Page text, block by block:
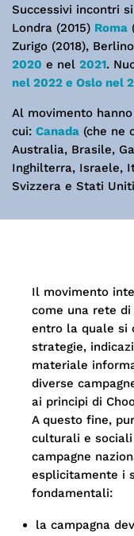
Successivi incontri
Londra (2015) Roma
Zurigo (2018),
2020 e nel 2021.
nel 2022 e Oslo nel
Al movimento
cui: Canada (che ne
Australia, Brasile,
Inghilterra, Israele,
Svizzera e Stati
Il movimento
come una rete
entro la quale si
strategie,
materiale
diverse
ai principi di
A questo fine,
culturali e
campagne
esplicitamente i
fondamentali:
la campagna